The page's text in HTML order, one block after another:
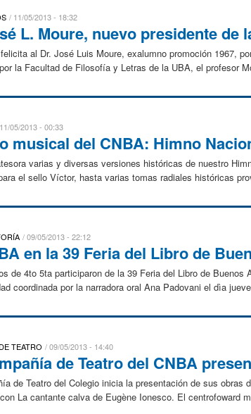
11/05/2013 - 18:32
L. Moure, nuevo presidente de
al Dr. José Luis Moure, exalumno promoción 1967,
la Facultad de Filosofía y Letras de la UBA, el profesor
11/05/2013 - 00:33
musical del CNBA: Himno
varias y diversas versiones históricas de nuestro
el sello Víctor, hasta varias tomas radiales históricas
09/05/2013 - 22:12
en la 39 Feria del Libro de
de 4to 5ta participaron de la 39 Feria del Libro de
coordinada por la narradora oral Ana Padovani el dìa
TEATRO 09/05/2013 - 14:40
de Teatro del CNBA
de Teatro del Colegio inicia la presentación de sus
La cantante calva de Eugène Ionesco. El centrofoward